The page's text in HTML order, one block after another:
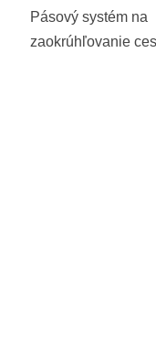
Pásový systém na
zaokrúhľovanie